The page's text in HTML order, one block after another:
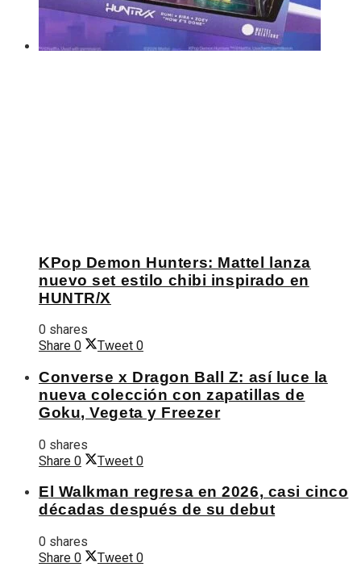
KPop Demon Hunters: Mattel lanza
nuevo set estilo chibi inspirado en
HUNTR/X
0 shares
Share 0 Tweet 0
Converse x Dragon Ball Z: así luce la
nueva colección con zapatillas de
Goku, Vegeta y Freezer
0 shares
Share 0 Tweet 0
El Walkman regresa en 2026, casi cinco
décadas después de su debut
0 shares
Share 0 Tweet 0